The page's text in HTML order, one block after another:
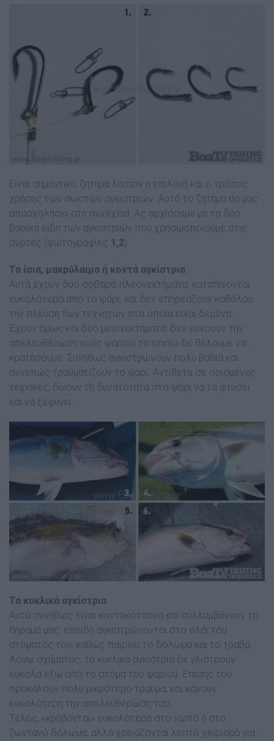
Είναι σηµαντικό ζήτηµα λοιπόν η επιλογή και ο τρόπος
χρήσης των σωστών αγκιστριών. Αυτό το ζήτηµα θα µας
απασχολήσει στη συνέχεια. Ας αρχίσουµε µε τα δύο
βασικά είδη των αγκιστριών που χρησιµοποιούµε στις
συρτές (φωτογραφίες 1,2).
Τα ίσια, µακρύλαιµα ή κοντά αγκίστρια
Αυτά έχουν δύο σοβαρά πλεονεκτήµατα: καταπίνονται
ευκολότερα από το ψάρι, και δεν επηρεάζουν καθόλου
την πλεύση των τεχνητών στα οποία είναι δεµένα.
Έχουν όµως και δύο µειονεκτήµατα: δεν ευνοούν την
απελευθέρωση ενός ψαριού το οποίο δε θέλουµε να
κρατήσουµε. Συνήθως αγκιστρώνουν πολύ βαθιά και
συνεπώς τραυµατίζουν το ψάρι. Αντίθετα σε ορισµένες
τεχνικές, δίνουν τη δυνατότητα στο ψάρι να τα φτύσει
και να ξεφύγει.
Τα κυκλικά αγκίστρια
Αυτά συνήθως είναι κοντοκότσανα και συλλαµβάνουν το
θήραµά µας, επειδή αγκιστρώνονται στο πλάι του
στόµατός του, καθώς παίρνει το δόλωµα και το τραβά.
Λόγω σχήµατος, τα κυκλικά αγκίστρια δε γλιστρούν
εύκολα έξω από το στόµα του ψαριού. Επίσης του
προκαλούν πολύ µικρότερο τραύµα, και κάνουν
ευκολότερη την απελευθέρωσή του.
Τέλος, «κρύβονται» ευκολότερα στο νωπό ή στο
ζωντανό δόλωµα, αλλά χρειάζονται λεπτό χειρισµό για